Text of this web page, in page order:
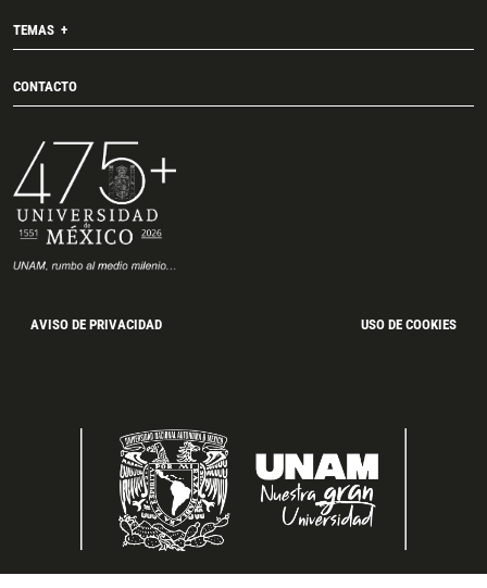
TEMAS
CONTACTO
AVISO DE PRIVACIDAD USO DE COOKIES